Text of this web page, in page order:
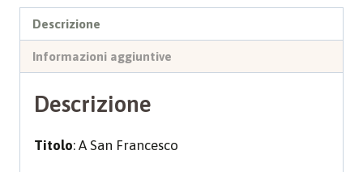
Descrizione
Informazioni aggiuntive
Descrizione
Titolo: A San Francesco